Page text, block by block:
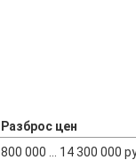
Разброс цен
800 000 ... 14 300 000